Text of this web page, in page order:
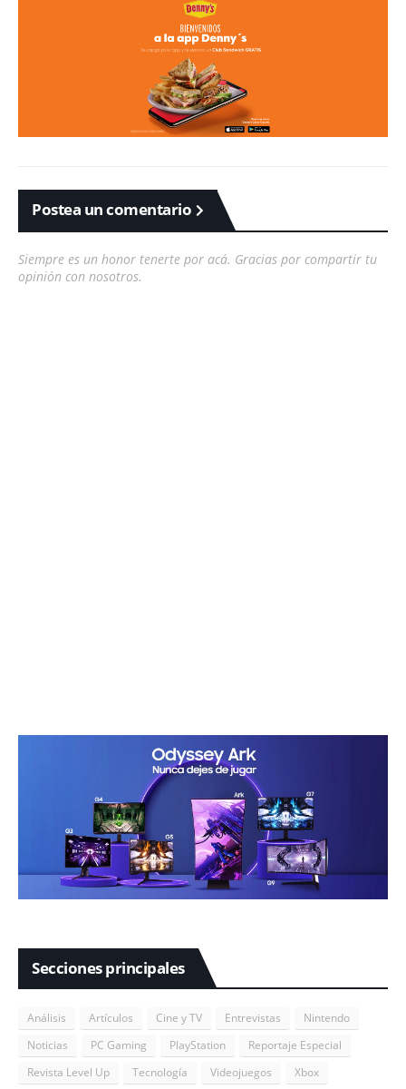
Postea un comentario
Siempre es un honor tenerte por acá. Gracias por compartir tu
opinión con nosotros.
Secciones principales
Análisis Artículos Cine y TV Entrevistas
Nintendo
Noticias
PC Gaming PlayStation
Reportaje Especial
Revista Level Up
Tecnología Videojuegos Xbox